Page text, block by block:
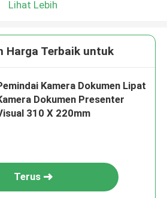
Lihat Lebih
Harga Terbaik untuk
Kamera Dokumen Lipat
Dokumen Presenter
310 X 220mm
Terus